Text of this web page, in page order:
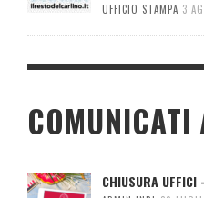
UFFICIO STAMPA 3
COMUNICATI
CHIUSURA